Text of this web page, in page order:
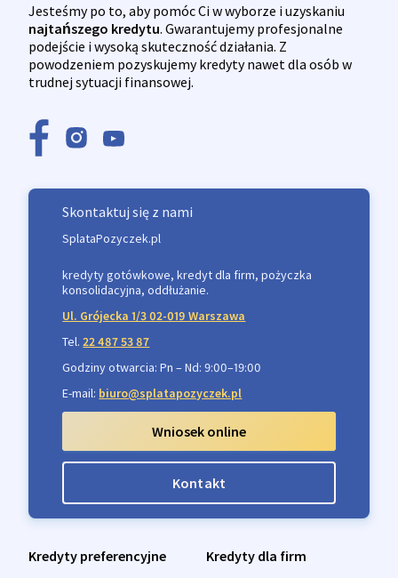
Jesteśmy po to, aby pomóc Ci w wyborze i uzyskaniu
najtańszego kredytu. Gwarantujemy profesjonalne
podejście i wysoką skuteczność działania. Z
powodzeniem pozyskujemy kredyty nawet dla osób w
trudnej sytuacji finansowej.
Kredyty preferencyjne Kredyty dla firm
Skontaktuj się z nami
SplataPozyczek.pl
kredyty gotówkowe, kredyt dla firm, pożyczka
konsolidacyjna, oddłużanie.
Ul. Grójecka 1/3 02-019 Warszawa
Tel.22 487 53 87
Godziny otwarcia: Pn – Nd: 9:00–19:00
E-mail: biuro@splatapozyczek.pl
Wniosek online
Kontakt